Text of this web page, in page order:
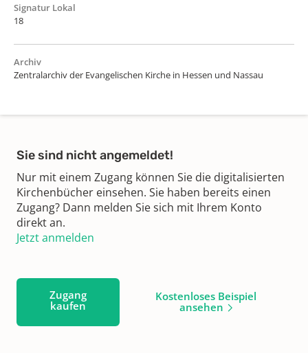
Signatur Lokal
18
Archiv
Zentralarchiv der Evangelischen Kirche in Hessen und Nassau
Sie sind nicht angemeldet!
Nur mit einem Zugang können Sie die digitalisierten
Kirchenbücher einsehen. Sie haben bereits einen
Zugang? Dann melden Sie sich mit Ihrem Konto
direkt an.
Jetzt anmelden
Zugang
kaufen
Kostenloses Beispiel
ansehen